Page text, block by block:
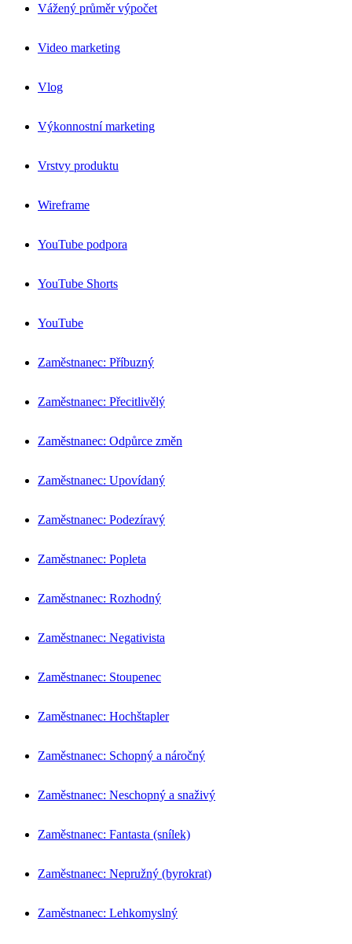
Vážený průměr výpočet
Video marketing
Vlog
Výkonnostní marketing
Vrstvy produktu
Wireframe
YouTube podpora
YouTube Shorts
YouTube
Zaměstnanec: Příbuzný
Zaměstnanec: Přecitlivělý
Zaměstnanec: Odpůrce změn
Zaměstnanec: Upovídaný
Zaměstnanec: Podezíravý
Zaměstnanec: Popleta
Zaměstnanec: Rozhodný
Zaměstnanec: Negativista
Zaměstnanec: Stoupenec
Zaměstnanec: Hochštapler
Zaměstnanec: Schopný a náročný
Zaměstnanec: Neschopný a snaživý
Zaměstnanec: Fantasta (snílek)
Zaměstnanec: Nepružný (byrokrat)
Zaměstnanec: Lehkomyslný